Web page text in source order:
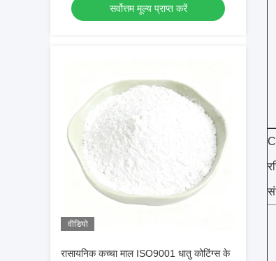
सर्वोत्तम मूल्य प्राप्त करें
वीडियो
रासायनिक कच्चा माल ISO9001 धातु कोटिंग्स के